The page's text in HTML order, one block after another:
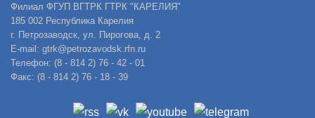
Филиал ФГУП ВГТРК ГТРК "КАРЕЛИЯ"
185 002 Республика Карелия
г. Петрозаводск, ул. Пирогова, д. 2
E-mail: gtrk@petrozavodsk.rfn.ru
Телефон: (8 - 814 2) 76 - 42 - 01
Факс: (8 - 814 2) 76 - 18 - 39